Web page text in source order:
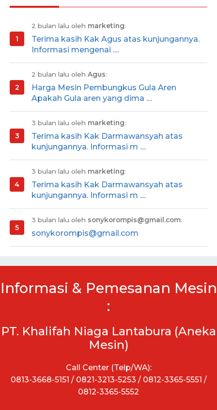
2 bulan lalu oleh marketing:
Terima kasih Kak Agus atas kunjungannya.
Informasi mengenai ....
2 bulan lalu oleh Agus:
Harga Mesin Pembungkus Gula Aren
Apakah Gula aren yang dima ....
3 bulan lalu oleh marketing:
Terima kasih Kak Darmawansyah atas
kunjungannya. Informasi m ....
3 bulan lalu oleh marketing:
Terima kasih Kak Darmawansyah atas
kunjungannya. Informasi m ....
3 bulan lalu oleh sonykorompis@gmail.com:
sonykorompis@gmail.com
Informasi & Pemesanan Mesin
:
PT. Khalifah Niaga Lantabura (Aneka
Mesin)
Call Center (Telp/WA):
0813-3668-5151 / 0821-3213-5253 / 0812-3365-5551 /
0812-3365-5552